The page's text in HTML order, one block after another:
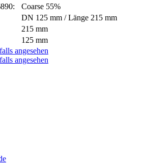
Coarse 55%
DN 125 mm / Länge 215 mm
215 mm
125 mm
angesehen
angesehen